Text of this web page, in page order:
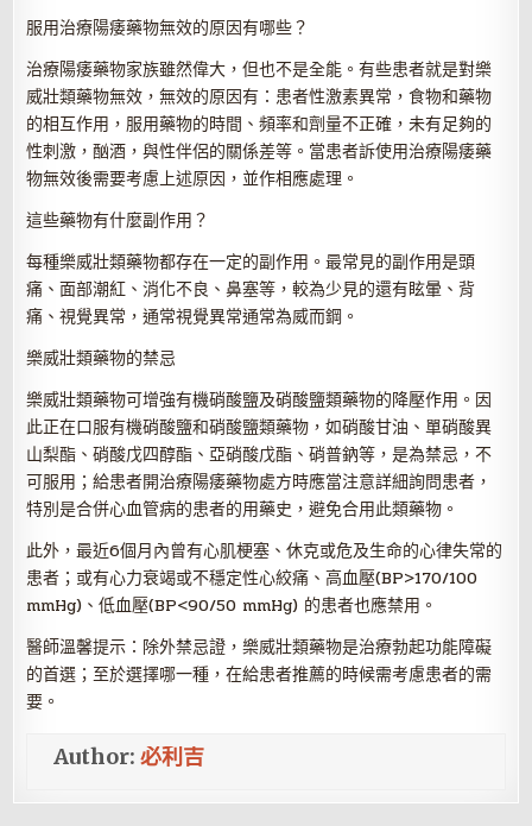
服用治療陽痿藥物無效的原因有哪些？
治療陽痿藥物家族雖然偉大，但也不是全能。有些患者就是對樂
威壯類藥物無效，無效的原因有：患者性激素異常，食物和藥物
的相互作用，服用藥物的時間、頻率和劑量不正確，未有足夠的
性刺激，酗酒，與性伴侶的關係差等。當患者訴使用治療陽痿藥
物無效後需要考慮上述原因，並作相應處理。
這些藥物有什麼副作用？
每種樂威壯類藥物都存在一定的副作用。最常見的副作用是頭
痛、面部潮紅、消化不良、鼻塞等，較為少見的還有眩暈、背
痛、視覺異常，通常視覺異常通常為威而鋼。
樂威壯類藥物的禁忌
樂威壯類藥物可增強有機硝酸鹽及硝酸鹽類藥物的降壓作用。因
此正在口服有機硝酸鹽和硝酸鹽類藥物，如硝酸甘油、單硝酸異
山梨酯、硝酸戊四醇酯、亞硝酸戊酯、硝普鈉等，是為禁忌，不
可服用；給患者開治療陽痿藥物處方時應當注意詳細詢問患者，
特別是合併心血管病的患者的用藥史，避免合用此類藥物。
此外，最近6個月內曾有心肌梗塞、休克或危及生命的心律失常的
患者；或有心力衰竭或不穩定性心絞痛、高血壓(BP>170/100
mmHg)、低血壓(BP<90/50 mmHg) 的患者也應禁用。
醫師溫馨提示：除外禁忌證，樂威壯類藥物是治療勃起功能障礙
的首選；至於選擇哪一種，在給患者推薦的時候需考慮患者的需
要。
Author:必利吉